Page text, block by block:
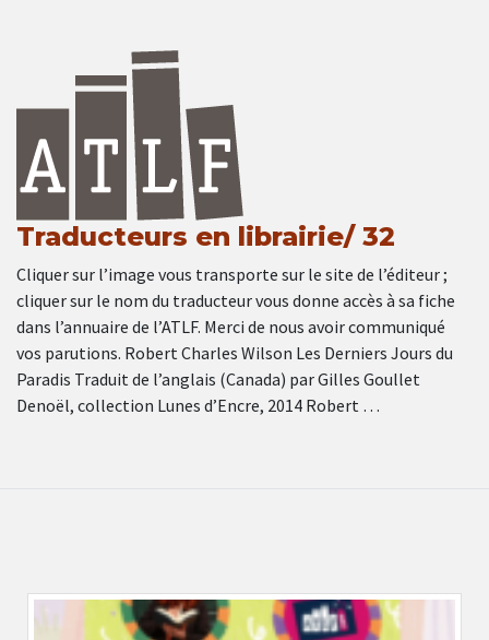
Traducteurs en librairie/ 32
Cliquer sur l’image vous transporte sur le site de l’éditeur ;
cliquer sur le nom du traducteur vous donne accès à sa fiche
dans l’annuaire de l’ATLF. Merci de nous avoir communiqué
vos parutions. Robert Charles Wilson Les Derniers Jours du
Paradis Traduit de l’anglais (Canada) par Gilles Goullet
Denoël, collection Lunes d’Encre, 2014 Robert …